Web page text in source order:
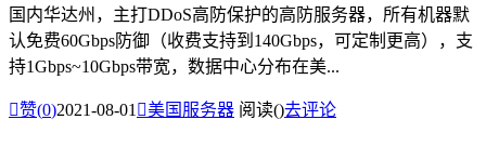
国内华达州，主打DDoS高防保护的高防服务器，所有机器默
认免费60Gbps防御（收费支持到140Gbps，可定制更高），支
持1Gbps~10Gbps带宽，数据中心分布在美...
赞(0)2021-08-01美国服务器 阅读()去评论